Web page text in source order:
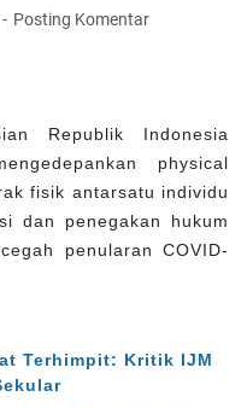
Posting Komentar
Republik Indonesia
physical
fisik antarsatu individu
dan penegakan hukum
penularan COVID-
Terhimpit: Kritik IJM